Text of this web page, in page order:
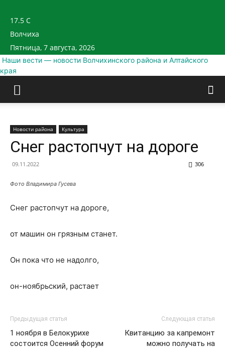
17.5 C
Волчиха
Пятница, 7 августа, 2026
Наши вести — новости Волчихинского района и Алтайского
края
Новости района Культура
Снег растопчут на дороге
09.11.2022 306
Фото Владимира Гусева
Снег растопчут на дороге,
от машин он грязным станет.
Он пока что не надолго,
он-ноябрьский, растает
Предыдущая статья
1 ноября в Белокурихе
состоится Осенний форум
Следующая статья
Квитанцию за капремонт
можно получать на